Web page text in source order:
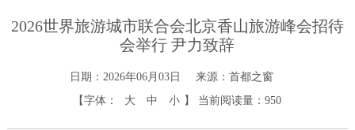
2026世界旅游城市联合会北京香山旅游峰会招待
会举行 尹力致辞
日期：2026年06月03日
来源：首都之窗
【字体：
大 中 小 】 当前阅读量：950